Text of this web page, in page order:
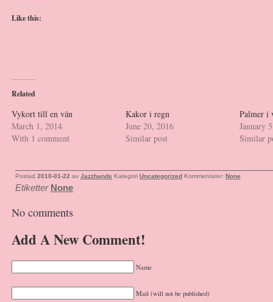
Like this:
Related
Vykort till en vän
March 1, 2014
With 1 comment
Kakor i regn
June 20, 2016
Similar post
Palmer i
January
Similar
Postad 2010-01-22 av Jazzhands Kategori Uncategorized Kommentarer: None
Etiketter None
No comments
Add A New Comment!
Name
Mail (will not be published)